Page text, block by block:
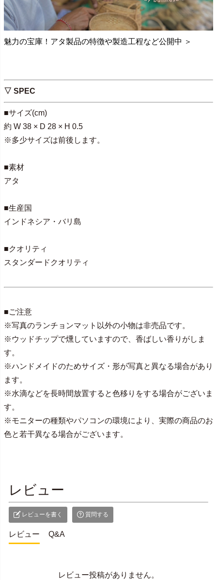
魅力の宝庫！アタ製品の特徴や製造工程など公開中 ＞
▽ SPEC
■サイズ(cm)
約 W 38 × D 28 × H 0.5
※多少サイズは前後します。
■素材
アタ
■生産国
インドネシア・バリ島
■クオリティ
スタンダードクオリティ
■ご注意
※写真のランチョンマット以外の小物は非売品です。
※ウッドチップで燻していますので、香ばしい香りがしま
す。
※ハンドメイドのためサイズ・形が写真と異なる場合があり
ます。
※水滴などを長時間放置すると色移りをする場合がございま
す。
※モニターの種類やパソコンの環境により、実際の商品のお
色と若干異なる場合がございます。
レビュー
レビューを書く 質問する
レビュー Q&A
レビュー投稿がありません。